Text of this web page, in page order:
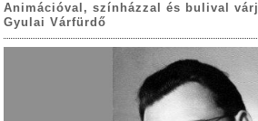
Animációval, színházzal és bulival
Gyulai Várfürdő